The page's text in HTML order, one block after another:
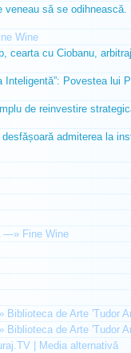
să se
Wine
cearta cu Ciobanu,
Inteligentă”: Povestea lui
de reinvestire
admiterea la
—» Fine Wine
Biblioteca de Arte 'Tudor
Biblioteca de Arte 'Tudor
| Media alternativă